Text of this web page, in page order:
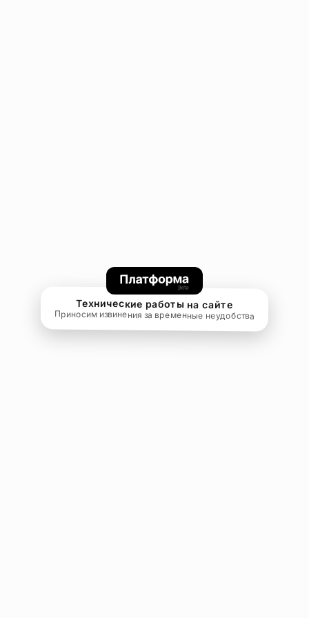
Технические работы на сайте
Приносим извинения за временные неудобства